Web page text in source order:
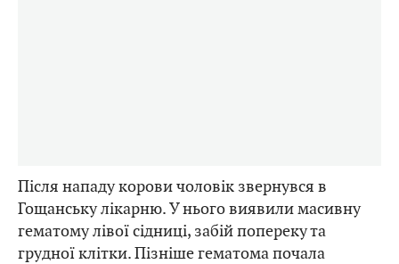
Після нападу корови чоловік звернувся в
Гощанську лікарню. У нього виявили масивну
гематому лівої сідниці, забій попереку та
грудної клітки. Пізніше гематома почала